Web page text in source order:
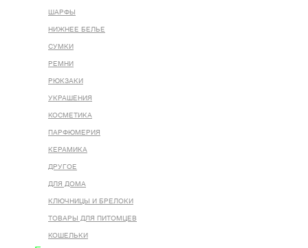
ШАРФЫ
НИЖНЕЕ БЕЛЬЕ
СУМКИ
РЕМНИ
РЮКЗАКИ
УКРАШЕНИЯ
КОСМЕТИКА
ПАРФЮМЕРИЯ
КЕРАМИКА
ДРУГОЕ
ДЛЯ ДОМА
КЛЮЧНИЦЫ И БРЕЛОКИ
ТОВАРЫ ДЛЯ ПИТОМЦЕВ
КОШЕЛЬКИ